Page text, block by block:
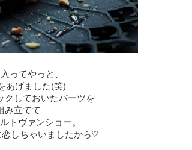
ってやっと、
あげました(笑)
クしておいたパーツを
み立てて
トヴァンショー。
しちゃいましたから♡